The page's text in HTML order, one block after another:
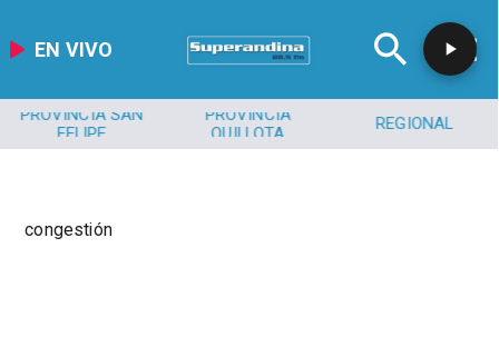
EN VIVO
PROVINCIA SAN
FELIPE
PROVINCIA
QUILLOTA
REGIONAL
congestión